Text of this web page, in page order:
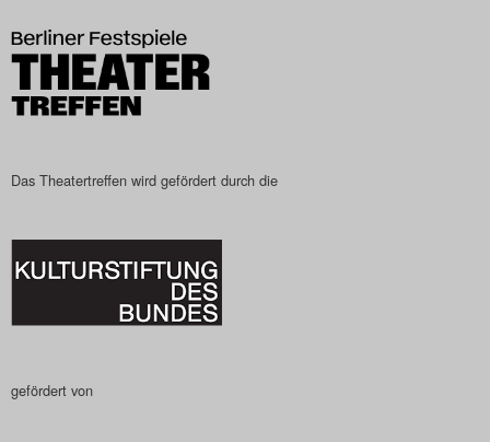
Das Theatertreffen-Blog
2023
Das Theatertreffen-Blog
2024
2025
Das Theatertreffen-Blog
Das Theatertreffen wird gefördert durch die
gefördert von